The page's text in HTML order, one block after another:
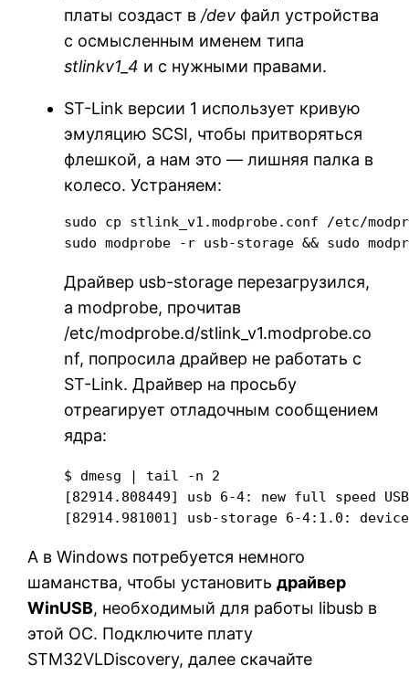
платы создаст в/dev файл устройства
с осмысленным именем типа
stlinkv1_4 и с нужными правами.
ST-Link версии 1 использует кривую
эмуляцию SCSI, чтобы притворяться
флешкой, а нам это — лишняя палка в
колесо. Устраняем:
sudo cp stlink_v1.modprobe.conf /etc/
sudo modprobe -r usb-storage && sudo
Драйвер usb-storage перезагрузился,
а modprobe, прочитав
/etc/modprobe.d/stlink_v1.modprobe.co
nf, попросила драйвер не работать с
ST-Link. Драйвер на просьбу
отреагирует отладочным сообщением
ядра:
$ dmesg | tail -n 2
[82914.808449] usb 6-4: new full speed
[82914.981001] usb-storage 6-4:1.0:
А в Windows потребуется немного
шаманства, чтобы установитьдрайвер
WinUSB, необходимый для работы libusb в
этой ОС. Подключите плату
STM32VLDiscovery, далее скачайте